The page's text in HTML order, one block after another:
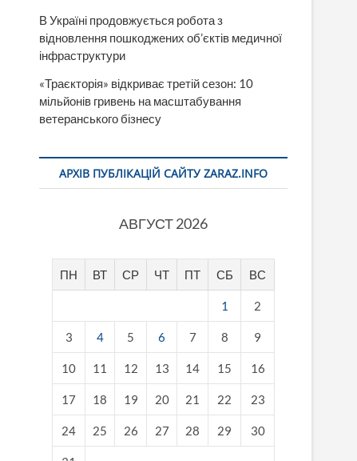
В Україні продовжується робота з
відновлення пошкоджених об’єктів медичної
інфраструктури
«Траєкторія» відкриває третій сезон: 10
мільйонів гривень на масштабування
ветеранського бізнесу
АРХІВ ПУБЛІКАЦІЙ САЙТУ ZARAZ.INFO
АВГУСТ 2026
ПН ВТ СР ЧТ ПТ СБ ВС
1 2
3 4 5 6 7 8 9
10 11 12 13 14 15 16
17 18 19 20 21 22 23
24 25 26 27 28 29 30